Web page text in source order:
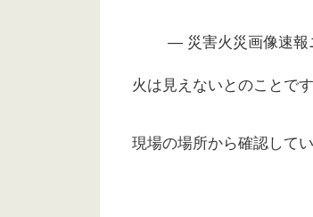
— 災害火災画像速報
火は見えないとのことで
現場の場所から確認してい